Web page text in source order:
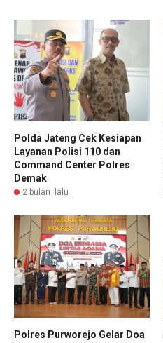
Polda Jateng Cek Kesiapan
Layanan Polisi 110 dan
Command Center Polres
Demak
2 bulan lalu
Polres Purworejo Gelar Doa